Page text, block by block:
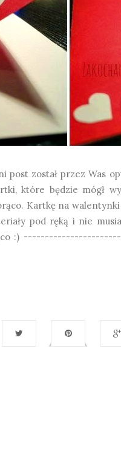
post został przez Was
które będzie mógł
Kartkę na
pod ręką i nie
:)